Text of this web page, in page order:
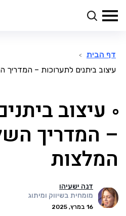
דף הבית >
עיצוב ביתנים לתערוכות – המדריך
עיצוב
– המדריך
המלצות
דנה ישעיהו
מומחית בשיווק ומיתוג
16 במרץ, 2025